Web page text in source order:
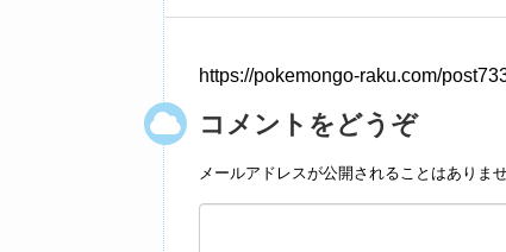
https://pokemongo-raku.com/
コメントをどうぞ
メールアドレスが公開されることはありませ